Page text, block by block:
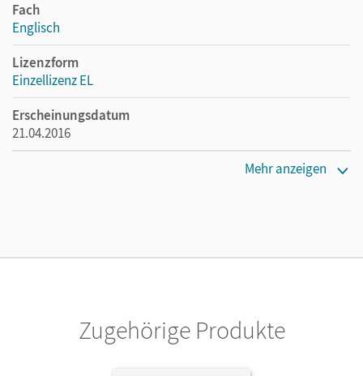
Fach
Englisch
Lizenzform
Einzellizenz EL
Erscheinungsdatum
21.04.2016
Mehr anzeigen
Zugehörige Produkte